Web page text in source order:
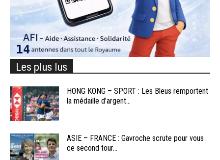
Les plus lus
HONG KONG – SPORT : Les Bleus remportent
la médaille d’argent...
ASIE – FRANCE : Gavroche scrute pour vous
ce second tour...